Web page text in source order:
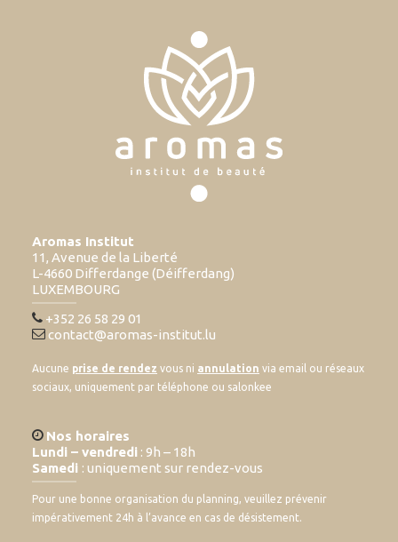
Aromas Institut
11, Avenue de la Liberté
L-4660 Differdange (Déifferdang)
LUXEMBOURG
+352 26 58 29 01
contact@aromas-institut.lu
Aucune prise de rendez vous ni annulation via email ou réseaux
sociaux, uniquement par téléphone ou salonkee
Nos horaires
Lundi – vendredi : 9h – 18h
Samedi : uniquement sur rendez-vous
Pour une bonne organisation du planning, veuillez prévenir
impérativement 24h à l’avance en cas de désistement.